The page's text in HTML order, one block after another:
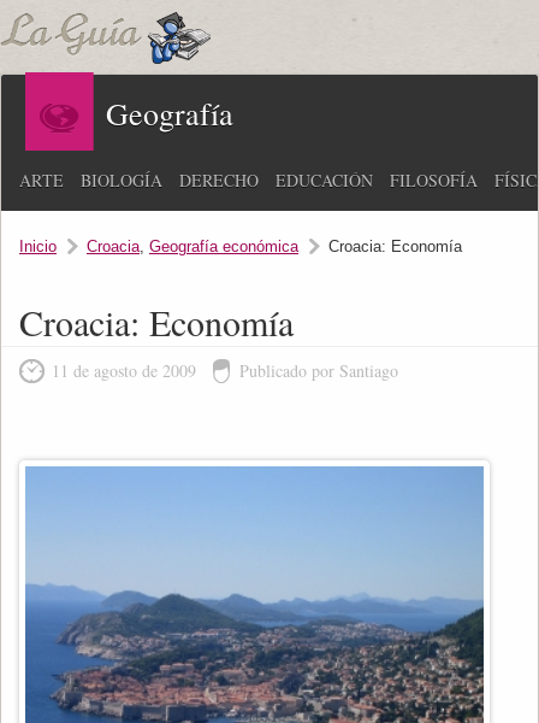
Geografía
ARTE BIOLOGÍA DERECHO EDUCACIÓN FILOSOFÍA
Inicio Croacia, Geografía económica Croacia: Economía
Croacia: Economía
11 de agosto de 2009 Publicado por Santiago